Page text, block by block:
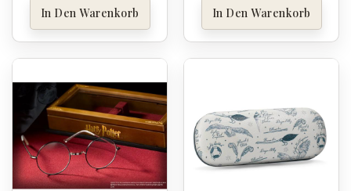
In Den Warenkorb In Den Warenkorb